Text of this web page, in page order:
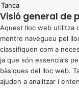
Tanca
Visió general de
Aquest lloc web utilitza
mentre navegueu pel
classifiquen com a
ja que són essencials
bàsiques del lloc web.
ajuden a analitzar i